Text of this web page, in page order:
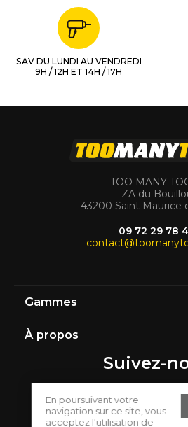
En poursuivant votre
navigation sur ce site, vous
acceptez l'utilisation de
SAV DU LUNDI AU VENDREDI
9H / 12H ET 14H / 17H
TOO MANY
ZA du
43200 Saint Maurice
09 72 29 78
Gammes
À propos
Suivez-